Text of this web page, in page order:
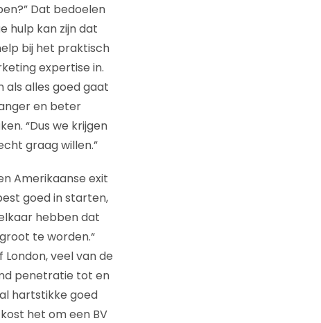
Dat bedoelen
hulp kan zijn dat
bij het praktisch
expertise in.
alles goed gaat
en beter
“Dus we krijgen
graag willen.”
Amerikaanse exit
goed in starten,
hebben dat
te worden.“
veel van de
penetratie tot en
hartstikke goed
het om een BV